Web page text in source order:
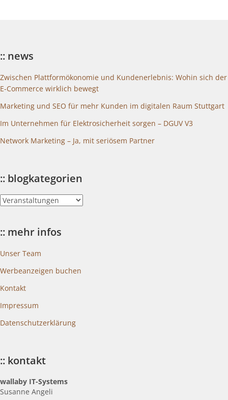
:: news
Zwischen Plattformökonomie und Kundenerlebnis: Wohin sich der
E-Commerce wirklich bewegt
Marketing und SEO für mehr Kunden im digitalen Raum Stuttgart
Im Unternehmen für Elektrosicherheit sorgen – DGUV V3
Network Marketing – Ja, mit seriösem Partner
:: blogkategorien
::
blogkategorien
:: mehr infos
Unser Team
Werbeanzeigen buchen
Kontakt
Impressum
Datenschutzerklärung
:: kontakt
wallaby IT-Systems
Susanne Angeli